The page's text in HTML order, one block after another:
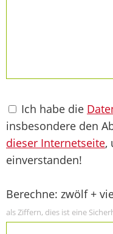
Ich habe die
insbesondere den
dieser Internetseite,
einverstanden!
Berechne: zwölf +
als Ziffern, dies ist eine